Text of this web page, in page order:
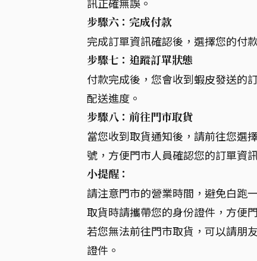
步驟六：完成付款
完成訂單資訊確認後，選擇您的付
步驟七：追蹤訂單狀態
付款完成後，您會收到蝦皮發送的
配送進度。
步驟八：前往門市取貨
當您收到取貨通知後，請前往您選
號，方便門市人員確認您的訂單資
小提醒：
請注意門市的營業時間，避免白跑
取貨時請攜帶您的身份證件，方便
若您無法前往門市取貨，可以請朋
證件。